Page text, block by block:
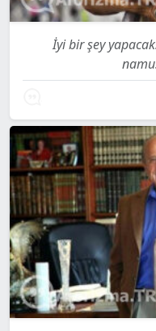
İyi bir şey